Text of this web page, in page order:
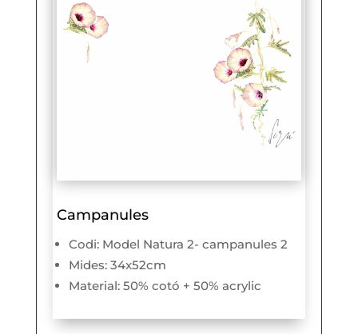
Campanules
Codi: Model Natura 2- campanules 2
Mides: 34x52cm
Material: 50% cotó + 50% acrylic